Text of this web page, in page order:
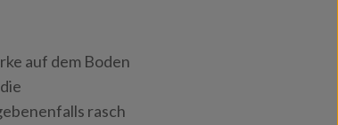
auf dem Boden
rasch